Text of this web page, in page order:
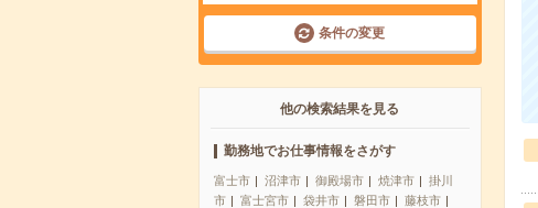
条件の変更
他の検索結果を見る
勤務地でお仕事情報をさがす
富士市 沼津市 御殿場市 焼津市
掛川
市
富士宮市 袋井市 磐田市
藤枝市